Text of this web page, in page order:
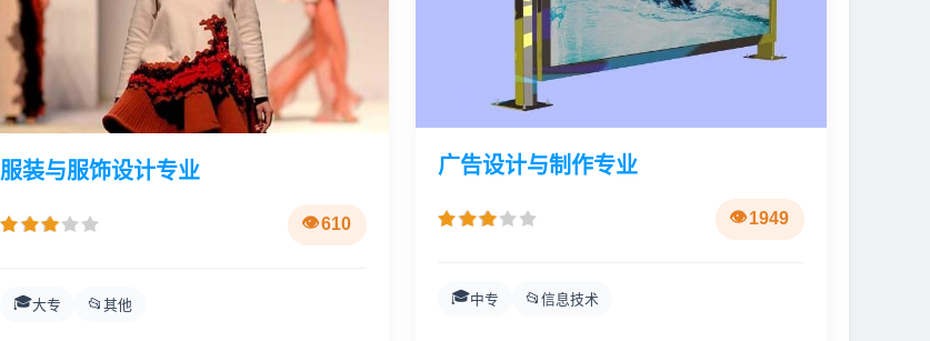
服装与服饰设计专业
610
🎓大专 📂 其他
广告设计与制作专业
1949
🎓中专 📂 信息技术